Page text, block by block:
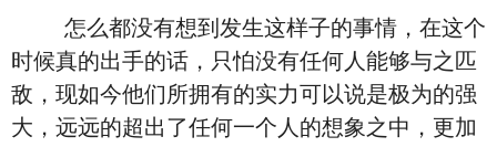
怎么都没有想到发生这样子的事情，在这个
时候真的出手的话，只怕没有任何人能够与之匹
敌，现如今他们所拥有的实力可以说是极为的强
大，远远的超出了任何一个人的想象之中，更加